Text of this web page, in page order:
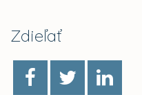
Zdieľať